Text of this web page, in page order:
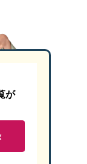
が